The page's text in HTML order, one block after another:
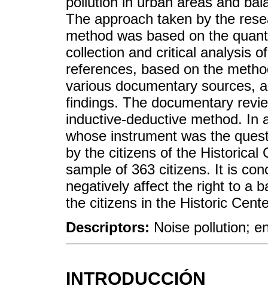
The approach taken by the
method was based on the
collection and critical analysis
references, based on the
various documentary sources,
findings. The documentary
inductive-deductive method. In
whose instrument was the
by the citizens of the Historical
sample of 363 citizens. It is
negatively affect the right to a
the citizens in the Historic
Descriptors: Noise pollution;
INTRODUCCIÓN